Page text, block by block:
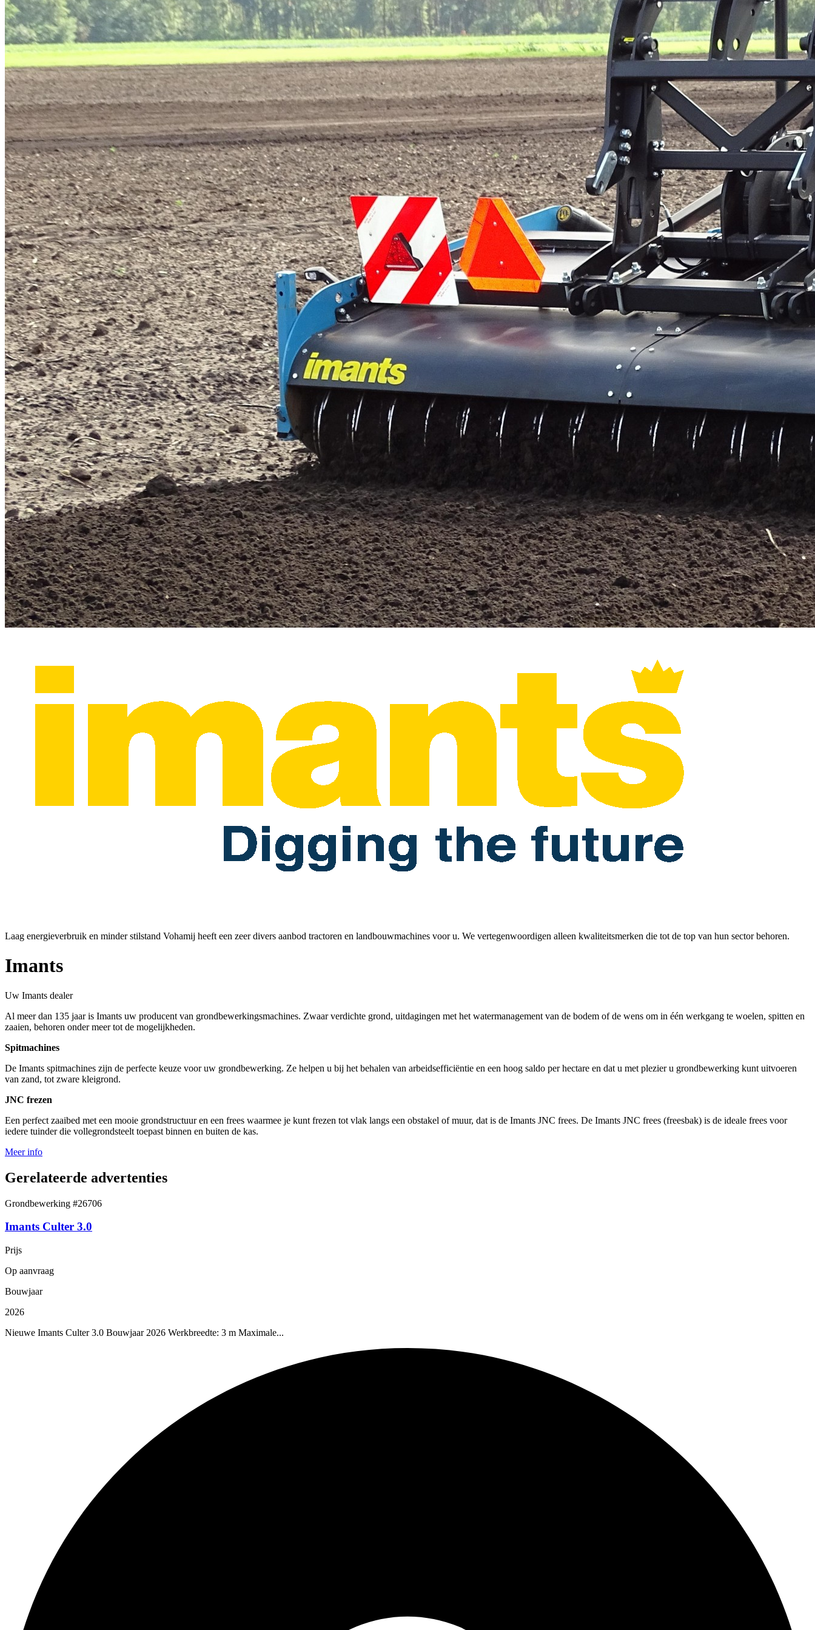
Laag energieverbruik en minder stilstand Vohamij heeft een zeer divers aanbod tractoren en landbouwmachines voor u. We vertegenwoordigen alleen kwaliteitsmerken die tot de top van hun sector behoren.
Imants
Uw Imants dealer
Al meer dan 135 jaar is Imants uw producent van grondbewerkingsmachines. Zwaar verdichte grond, uitdagingen met het watermanagement van de bodem of de wens om in één werkgang te woelen, spitten en
zaaien, behoren onder meer tot de mogelijkheden.
Spitmachines
De Imants spitmachines zijn de perfecte keuze voor uw grondbewerking. Ze helpen u bij het behalen van arbeidsefficiëntie en een hoog saldo per hectare en dat u met plezier u grondbewerking kunt uitvoeren
van zand, tot zware kleigrond.
JNC frezen
Een perfect zaaibed met een mooie grondstructuur en een frees waarmee je kunt frezen tot vlak langs een obstakel of muur, dat is de Imants JNC frees. De Imants JNC frees (freesbak) is de ideale frees voor
iedere tuinder die vollegrondsteelt toepast binnen en buiten de kas.
Meer info
Gerelateerde advertenties
Grondbewerking #26706
Imants Culter 3.0
Prijs
Op aanvraag
Bouwjaar
2026
Nieuwe Imants Culter 3.0 Bouwjaar 2026 Werkbreedte: 3 m Maximale...